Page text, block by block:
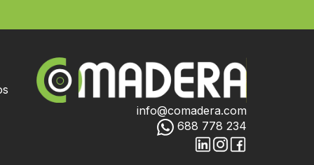
info@comadera.com
688 778 234